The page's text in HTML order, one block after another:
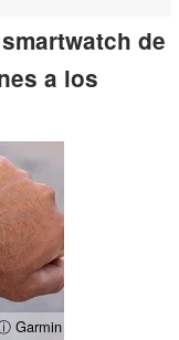
de
a los
Garmin